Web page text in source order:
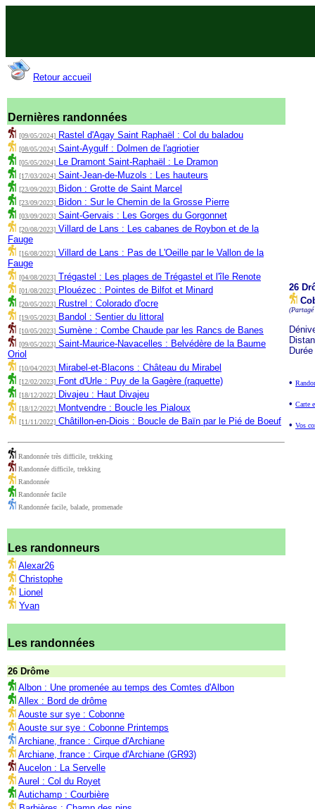
Retour accueil
Dernières randonnées
[09/05/2024] Rastel d'Agay Saint Raphaël : Col du baladou
[08/05/2024] Saint-Aygulf : Dolmen de l'agriotier
[05/05/2024] Le Dramont Saint-Raphaël : Le Dramon
[17/03/2024] Saint-Jean-de-Muzols : Les hauteurs
[23/09/2023] Bidon : Grotte de Saint Marcel
[23/09/2023] Bidon : Sur le Chemin de la Grosse Pierre
[03/09/2023] Saint-Gervais : Les Gorges du Gorgonnet
[20/08/2023] Villard de Lans : Les cabanes de Roybon et de la
Fauge
[16/08/2023] Villard de Lans : Pas de L'Oeille par le Vallon de la
Fauge
[04/08/2023] Trégastel : Les plages de Trégastel et l'île Renote
[01/08/2023] Plouézec : Pointes de Bilfot et Minard
[20/05/2023] Rustrel : Colorado d'ocre
[19/05/2023] Bandol : Sentier du littoral
[10/05/2023] Sumène : Combe Chaude par les Rancs de Banes
[09/05/2023] Saint-Maurice-Navacelles : Belvédère de la Baume
Oriol
[10/04/2023] Mirabel-et-Blacons : Château du Mirabel
[12/02/2023] Font d'Urle : Puy de la Gagère (raquette)
[18/12/2022] Divajeu : Haut Divajeu
[18/12/2022] Montvendre : Boucle les Pialoux
[11/11/2022] Châtillon-en-Diois : Boucle de Baïn par le Pié de Boeuf
Randonnée très difficile, trekking
Randonnée difficile, trekking
Randonnée
Randonnée facile
Randonnée facile, balade, promenade
Les randonneurs
Alexar26
Christophe
Lionel
Yvan
Les randonnées
26 Drôme
Albon : Une promenée au temps des Comtes d'Albon
Allex : Bord de drôme
Aouste sur sye : Cobonne
Aouste sur sye : Cobonne Printemps
Archiane, france : Cirque d'Archiane
Archiane, france : Cirque d'Archiane (GR93)
Aucelon : La Servelle
Aurel : Col du Royet
Autichamp : Courbière
26
•
• Carte
• Vos